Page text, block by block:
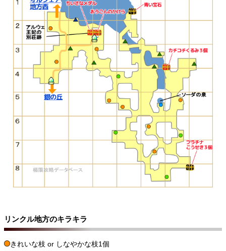
リンクル地方のキラキラ
きれいな枝 or しなやかな枝1個